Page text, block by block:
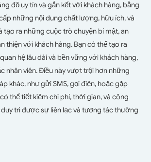
độ uy tín và gắn kết với khách hàng, bằng
những nội dung chất lượng, hữu ích, và
tạo ra những cuộc trò chuyện bí mật, an
thiện với khách hàng. Bạn có thể tạo ra
hệ lâu dài và bền vững với khách hàng,
nhân viên. Điều này vượt trội hơn những
khác, như gửi SMS, gọi điện, hoặc gặp
thể tiết kiệm chi phí, thời gian, và công
duy trì được sự liên lạc và tương tác thường